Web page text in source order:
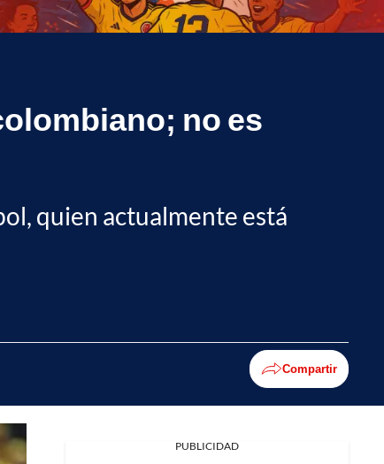
no es
quien actualmente está
Compartir
PUBLICIDAD